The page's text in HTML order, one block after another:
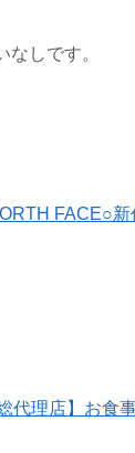
しです。
FACE○
代理店】お食